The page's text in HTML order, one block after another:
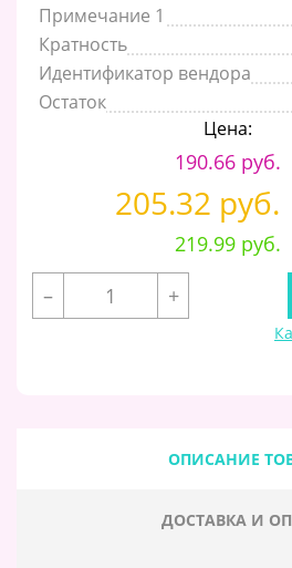
Примечание 1
Кратность
Идентификатор вендора
Остаток
Цена:
190.66 руб.
205.32 руб.
219.99 руб.
–
+
ОПИСАНИЕ
ДОСТАВКА И